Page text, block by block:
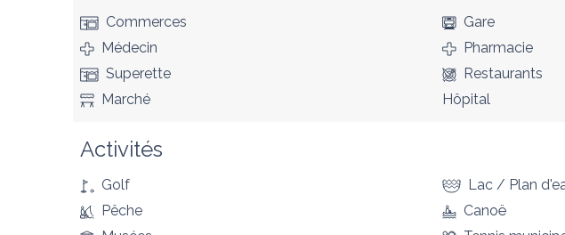
Commerces
Gare
Médecin
Pharmacie
Superette
Restaurants
Marché
Hôpital
Activités
Golf
Lac / Plan
Pêche
Canoë